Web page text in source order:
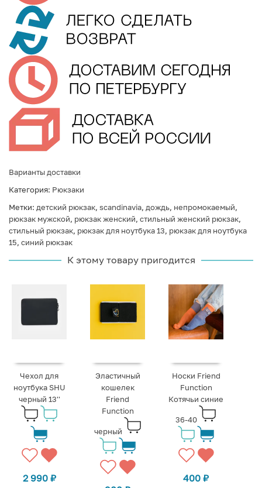
Варианты доставки
Категория: Рюкзаки
Метки: детский рюкзак, scandinavia, дождь, непромокаемый,
рюкзак мужской, рюкзак женский, стильный женский рюкзак,
стильный рюкзак, рюкзак для ноутбука 13, рюкзак для ноутбука
15, синий рюкзак
К этому товару пригодится
Чехол для
ноутбука SHU
черный 13''
2 990 ₽
Эластичный
кошелек
Friend
Function
черный
Носки Friend
Function
Котячьи синие
36-40
400₽